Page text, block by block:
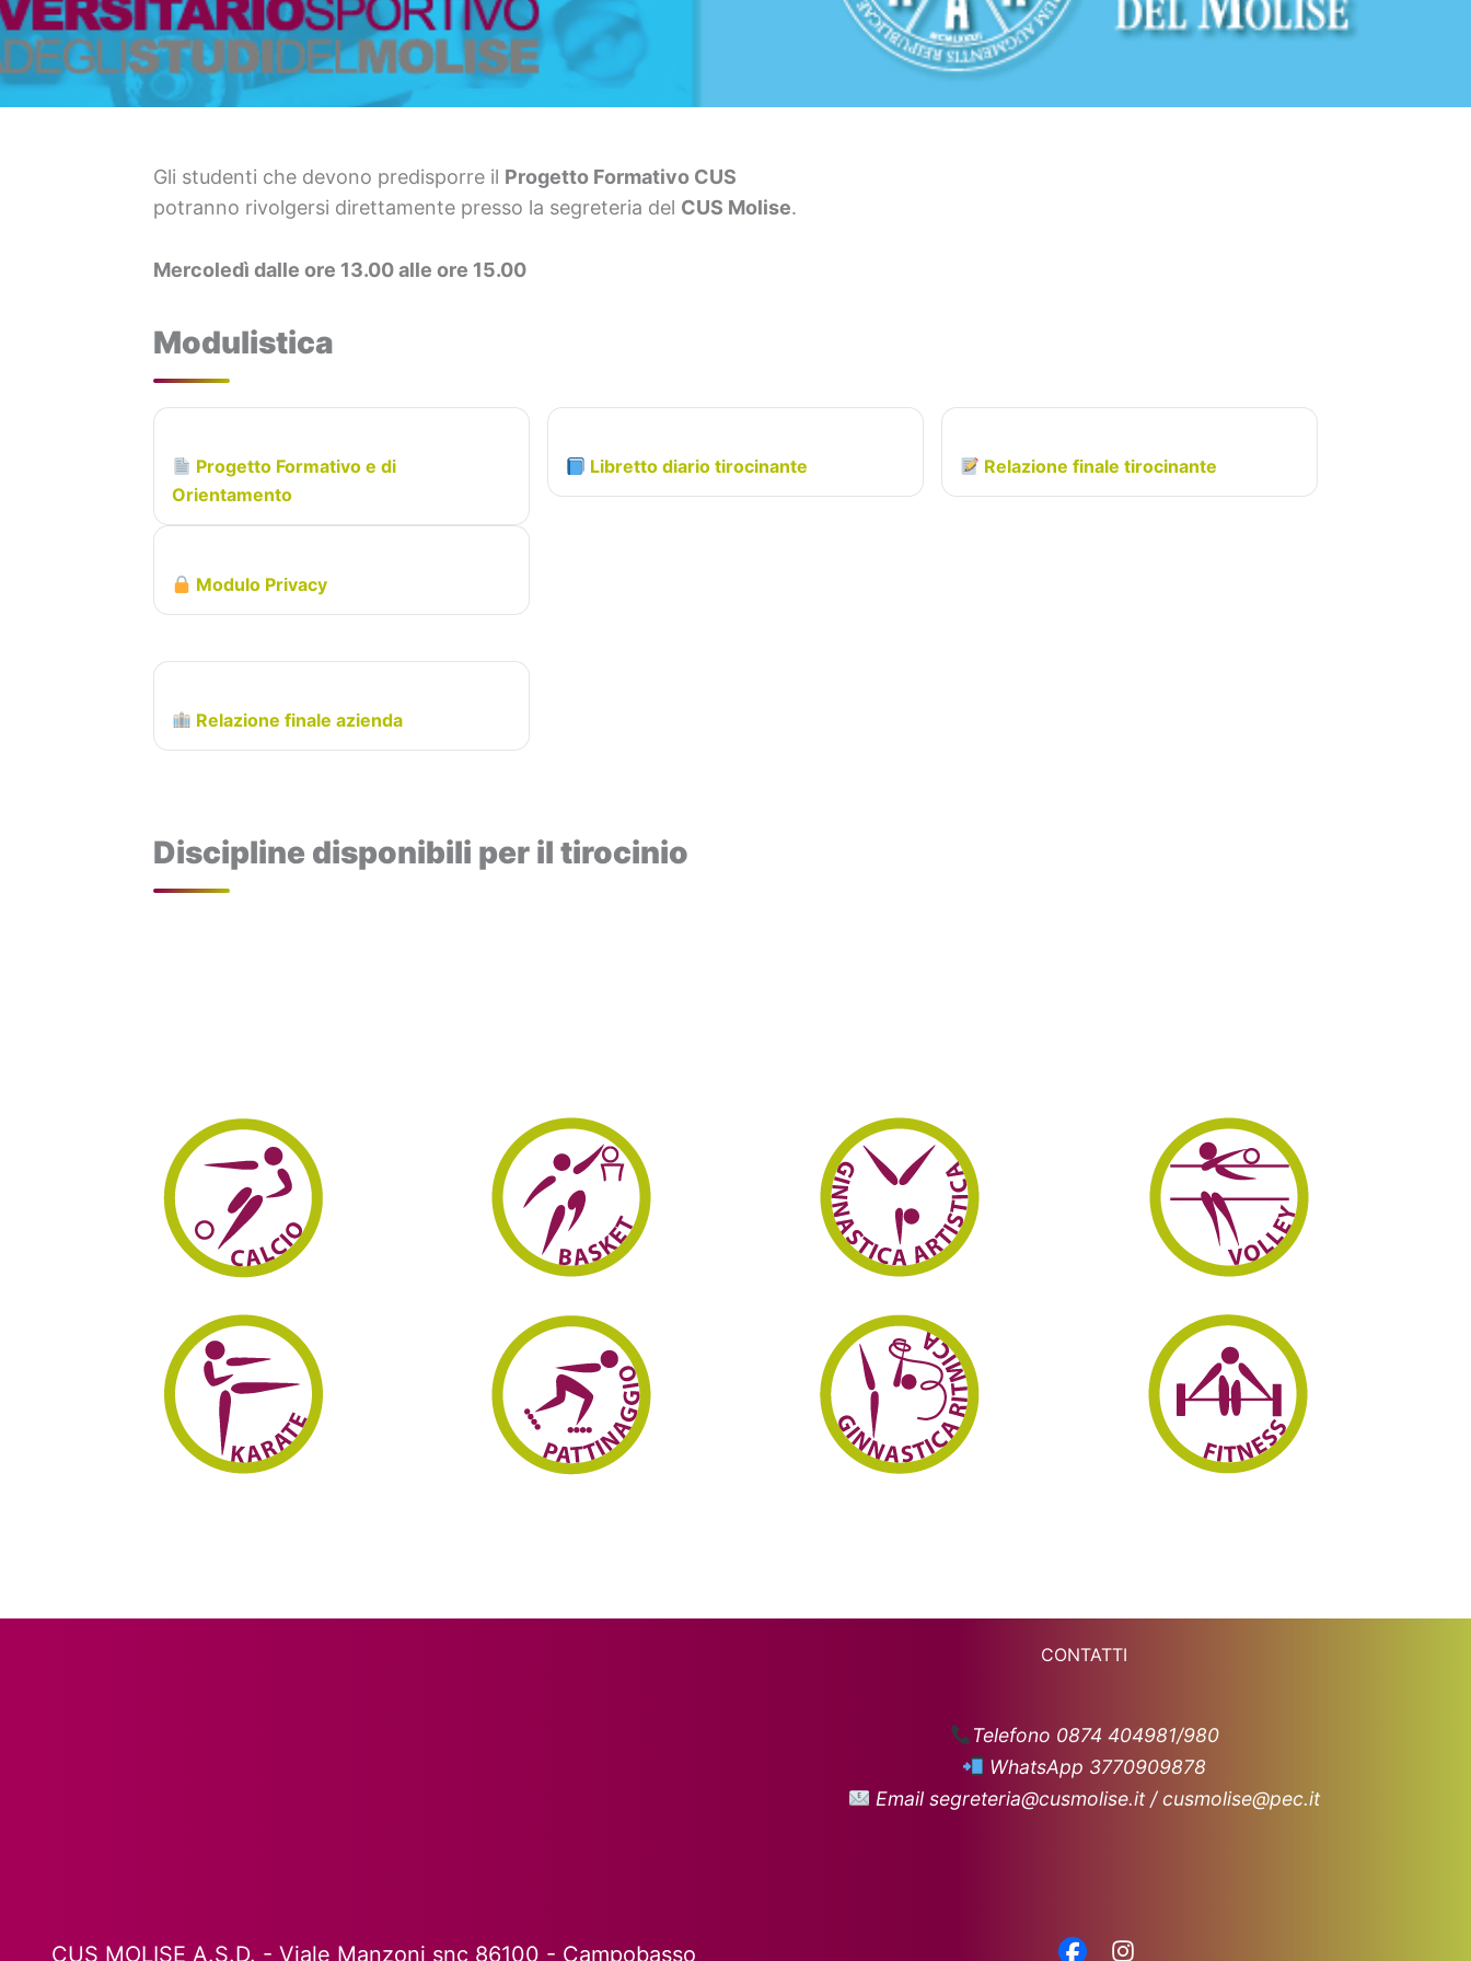
Gli studenti che devono predisporre il Progetto Formativo CUS
potranno rivolgersi direttamente presso la segreteria del CUS Molise.
Mercoledì dalle ore 13.00 alle ore 15.00
Modulistica
Progetto Formativo e di
Orientamento
Modulo Privacy
Libretto diario tirocinante Relazione finale tirocinante
Relazione finale azienda
Discipline disponibili per il tirocinio
CONTATTI
Telefono 0874 404981/980
WhatsApp 3770909878
Email segreteria@cusmolise.it / cusmolise@pec.it
CUS MOLISE A.S.D. - Viale Manzoni snc 86100 - Campobasso